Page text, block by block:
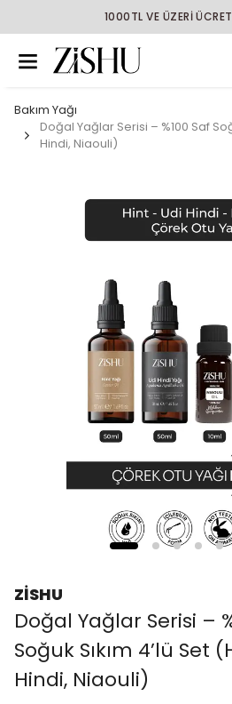
VE ÜZERİ ÜCRETSİZ KARGO
Bakım Yağı
Doğal Yağlar Serisi – %100 Saf
Hindi, Niaouli)
ZİSHU
Doğal Yağlar Serisi –
Soğuk Sıkım 4’lü Set
Hindi, Niaouli)